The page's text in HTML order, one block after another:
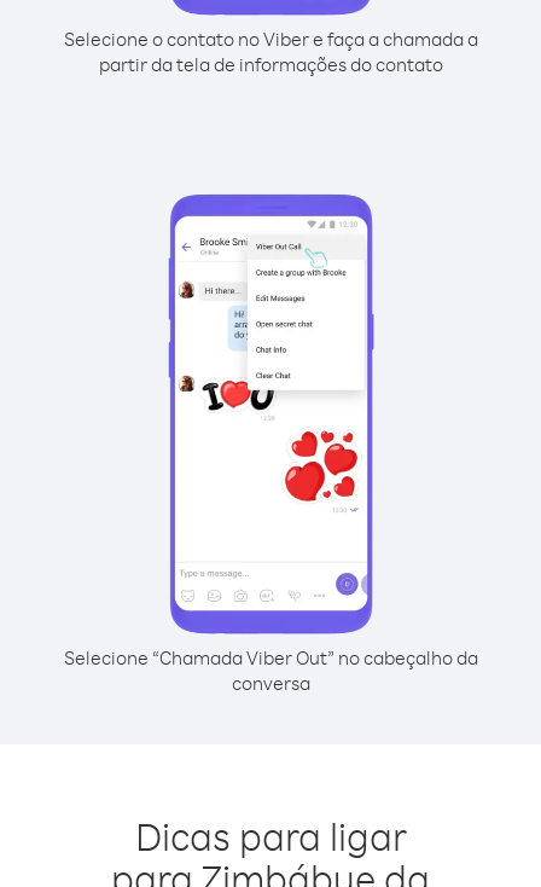
Selecione o contato no Viber e faça a chamada a
partir da tela de informações do contato
Selecione “Chamada Viber Out” no cabeçalho da
conversa
Dicas para ligar